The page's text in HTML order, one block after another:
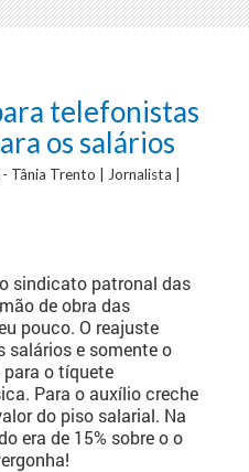
telefonistas
os salários
Trento | Jornalista |
sindicato patronal das
de obra das
pouco. O reajuste
salários e somente o
para o tíquete
Para o auxílio creche
do piso salarial. Na
era de 15% sobre o o